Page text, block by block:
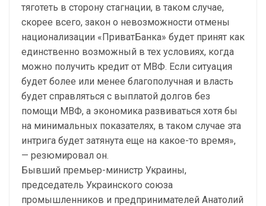
тяготеть в сторону стагнации, в таком случае,
скорее всего, закон о невозможности отмены
национализации «ПриватБанка» будет принят как
единственно возможный в тех условиях, когда
можно получить кредит от МВФ. Если ситуация
будет более или менее благополучная и власть
будет справляться с выплатой долгов без
помощи МВФ, а экономика развиваться хотя бы
на минимальных показателях, в таком случае эта
интрига будет затянута еще на какое-то время»,
— резюмировал он.
Бывший премьер-министр Украины,
председатель Украинского союза
промышленников и предпринимателей Анатолий